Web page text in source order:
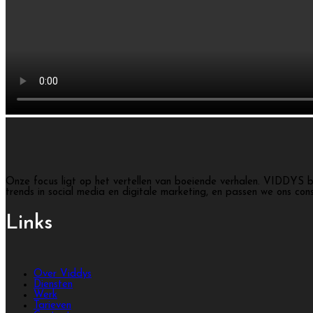
Onze focus ligt op het vertellen van boeiende verhalen. VIDDYS
trends in social media en digitale marketing, en passen we ons
Links
Over Viddys
Diensten
Werk
Tarieven